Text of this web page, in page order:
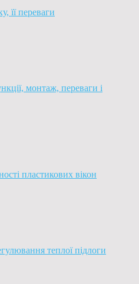
її переваги
монтаж, переваги і
пластикових вікон
теплої підлоги